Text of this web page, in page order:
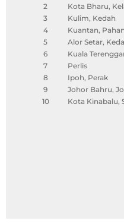
2
Kota Bharu,
3
Kulim, Kedah
4
Kuantan,
5
Alor Setar,
6
Kuala
7
Perlis
8
Ipoh, Perak
9
Johor Bahru,
10
Kota Kinabalu,